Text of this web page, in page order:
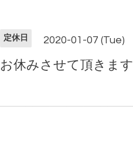
定休日 2020-01-07 (Tue)
お休みさせて頂きます